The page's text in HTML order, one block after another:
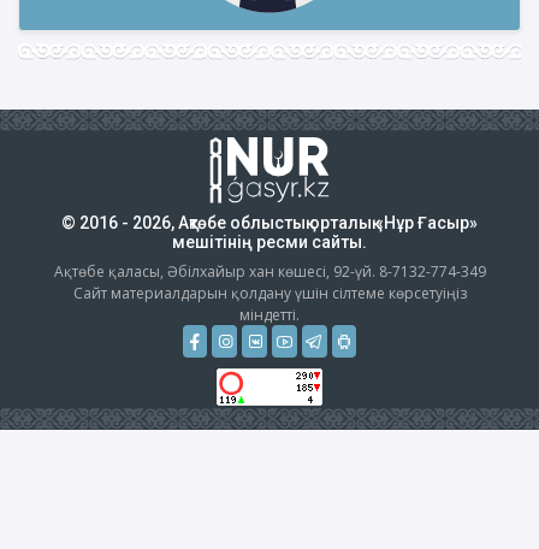
© 2016 - 2026, Ақтөбе облыстық орталық «Нұр Ғасыр»
мешітінің ресми сайты.
Ақтөбе қаласы, Әбілхайыр хан көшесі, 92-үй. 8-7132-774-349
Сайт материалдарын қолдану үшін сілтеме көрсетуіңіз
міндетті.